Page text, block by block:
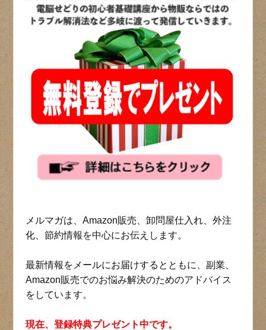
メルマガは、Amazon販売、卸問屋仕入れ、外注
化、節約情報を中心にお伝えします。
最新情報をメールにお届けするとともに、副業、
Amazon販売でのお悩み解決のためのアドバイス
をしています。
現在、登録特典プレゼント中です。